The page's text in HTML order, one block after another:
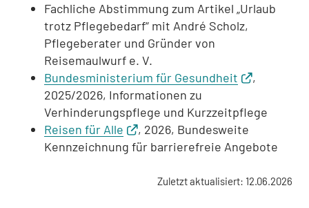
Fachliche Abstimmung zum Artikel „Urlaub
trotz Pflegebedarf“ mit André Scholz,
Pflegeberater und Gründer von
Reisemaulwurf e. V.
Bundesministerium für Gesundheit
,
2025/2026, Informationen zu
Verhinderungspflege und Kurzzeitpflege
Reisen für Alle
, 2026, Bundesweite
Kennzeichnung für barrierefreie Angebote
Zuletzt aktualisiert: 12.06.2026